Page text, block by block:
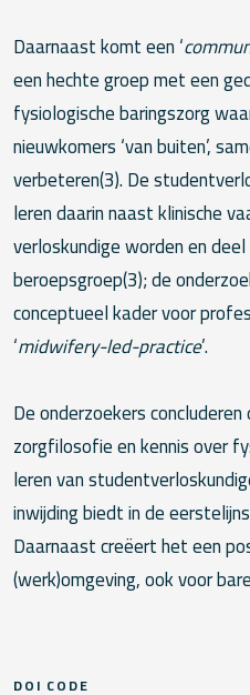
Daarnaast komt een ‘
een hechte groep met een
fysiologische baringszorg
nieuwkomers ‘van buiten’,
verbeteren(3). De
leren daarin naast klinische
verloskundige worden en
beroepsgroep(3); de
conceptueel kader voor
‘midwifery-led-practice’.
De onderzoekers
zorgfilosofie en kennis over
leren van
inwijding biedt in de
Daarnaast creëert het een
(werk)omgeving, ook voor
DOI CODE